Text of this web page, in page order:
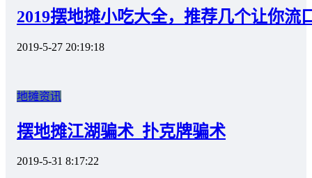
2019摆地摊小吃大全，推荐几个让你流
2019-5-27 20:19:18
地摊资讯
摆地摊江湖骗术_扑克牌骗术
2019-5-31 8:17:22